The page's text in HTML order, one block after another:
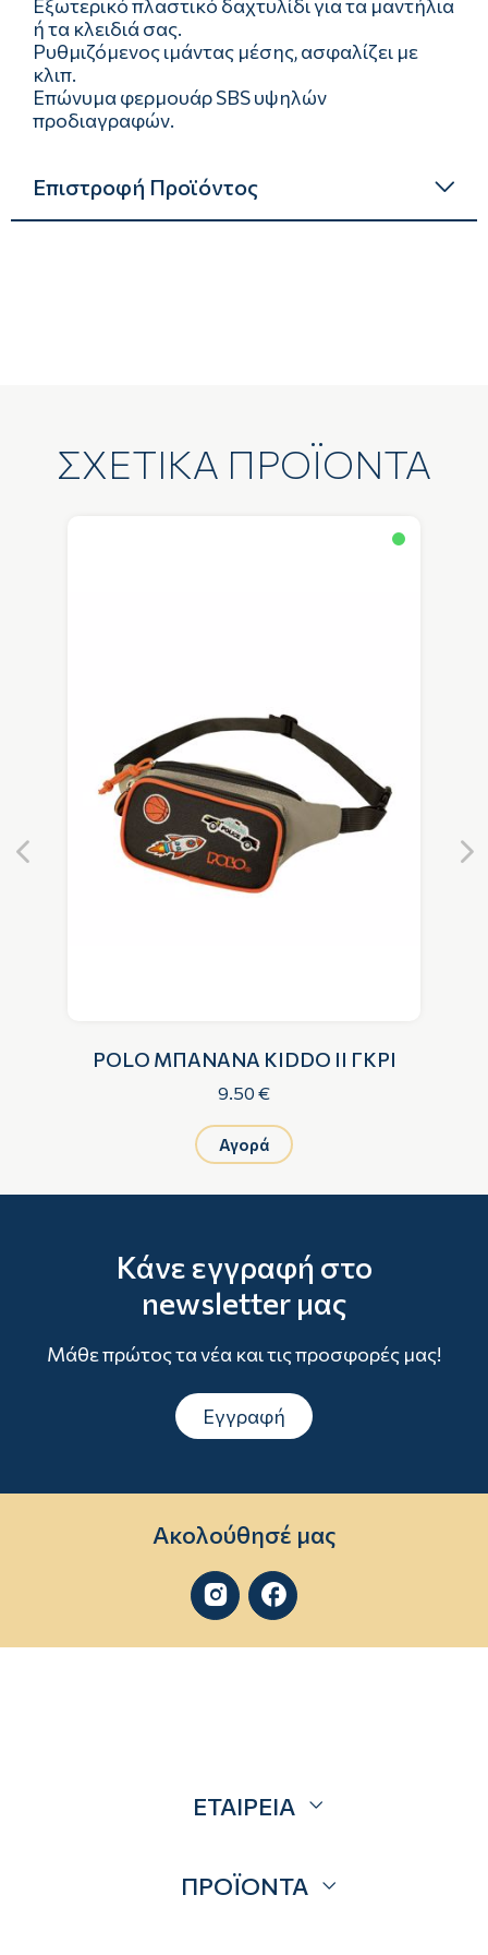
Εξωτερικό πλαστικό δαχτυλίδι για τα μαντήλια
ή τα κλειδιά σας.
Ρυθμιζόμενος ιμάντας μέσης, ασφαλίζει με
κλιπ.
Επώνυμα φερμουάρ SBS υψηλών
προδιαγραφών.
Επιστροφή Προϊόντος
ΣΧΕΤΙΚΑ ΠΡΟΪΟΝΤΑ
POLO ΜΠΑΝΑΝΑ KIDDO II ΓΚΡΙ
9.50 €
Αγορά
Κάνε εγγραφή στο
newsletter μας
Μάθε πρώτος τα νέα και τις προσφορές μας!
Εγγραφή
Ακολούθησέ μας
 
ΕΤΑΙΡΕΙΑ
Επικοινωνία
ΠΡΟΪΟΝΤΑ